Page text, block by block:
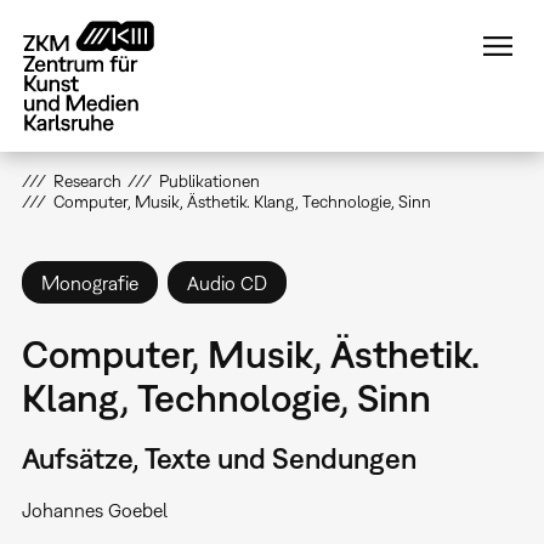
zum
Inhalt
Research
Publikationen
Computer, Musik, Ästhetik. Klang, Technologie, Sinn
Monografie Audio CD
Computer, Musik, Ästhetik.
Klang, Technologie, Sinn
Aufsätze, Texte und Sendungen
Johannes Goebel